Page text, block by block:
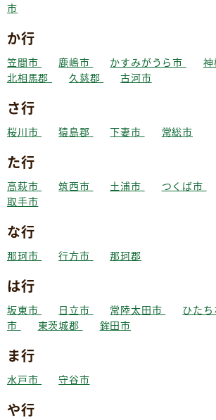
市
か行
笠間市 鹿嶋市 かすみがうら市 神
北相馬郡
久慈郡 古河市
さ行
桜川市 猿島郡 下妻市 常総市
た行
高萩市 筑西市 土浦市 つくば市
取手市
な行
那珂市 行方市 那珂郡
は行
坂東市 日立市 常陸太田市 ひた
市
東茨城郡 鉾田市
ま行
水戸市 守谷市
や行